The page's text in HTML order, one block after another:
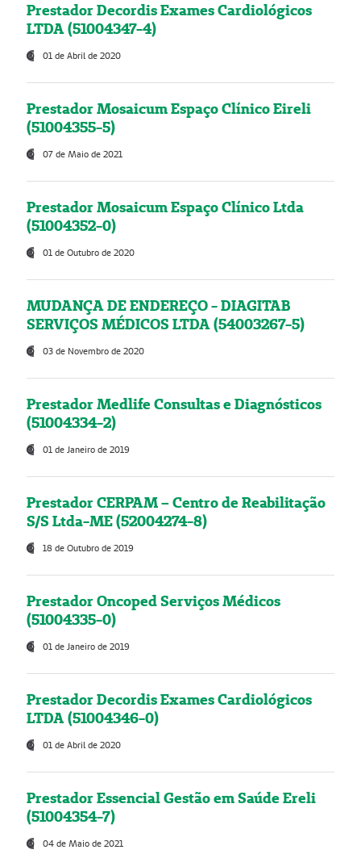
Prestador Decordis Exames Cardiológicos
LTDA (51004347-4)
01 de Abril de 2020
Prestador Mosaicum Espaço Clínico Eireli
(51004355-5)
07 de Maio de 2021
Prestador Mosaicum Espaço Clínico Ltda
(51004352-0)
01 de Outubro de 2020
MUDANÇA DE ENDEREÇO - DIAGITAB
SERVIÇOS MÉDICOS LTDA (54003267-5)
03 de Novembro de 2020
Prestador Medlife Consultas e Diagnósticos
(51004334-2)
01 de Janeiro de 2019
Prestador CERPAM – Centro de Reabilitação
S/S Ltda-ME (52004274-8)
18 de Outubro de 2019
Prestador Oncoped Serviços Médicos
(51004335-0)
01 de Janeiro de 2019
Prestador Decordis Exames Cardiológicos
LTDA (51004346-0)
01 de Abril de 2020
Prestador Essencial Gestão em Saúde Ereli
(51004354-7)
04 de Maio de 2021